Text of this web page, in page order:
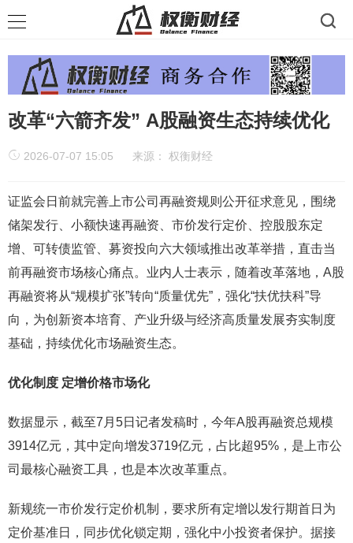
改革“六箭齐发” A股融资生态持续优化
2026-07-07 15:05 来源： 权衡财经
证监会日前就完善上市公司再融资规则公开征求意见，围绕
储架发行、小额快速再融资、市价发行定价、控股股东定
增、可转债监管、募资投向六大领域推出改革举措，直击当
前再融资市场核心痛点。业内人士表示，随着改革落地，A股
再融资将从“规模扩张”转向“质量优先”，强化“扶优扶科”导
向，为创新资本培育、产业升级与经济高质量发展夯实制度
基础，持续优化市场融资生态。
优化制度 定增价格市场化
数据显示，截至7月5日记者发稿时，今年A股再融资总规模
3914亿元，其中定向增发3719亿元，占比超95%，是上市公
司最核心融资工具，也是本次改革重点。
新规统一市价发行定价机制，要求所有定增以发行期首日为
定价基准日，同步优化锁定期，强化中小投资者保护。据接